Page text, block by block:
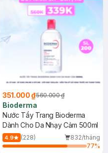
351.000 ₫560.000 ₫
Bioderma
Nước Tẩy Trang Bioderma
Dành Cho Da Nhạy Cảm 500ml
4.9 (228)
832/tháng
77%